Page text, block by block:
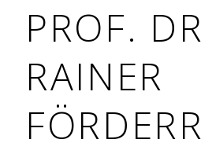
PROF.
RAINER